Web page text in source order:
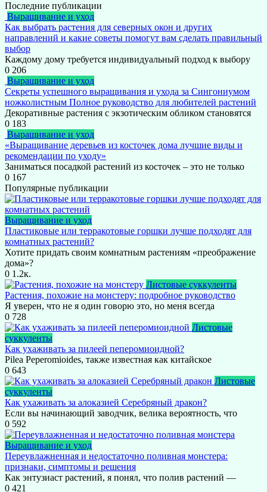
Последние публикации
Выращивание и уход
Как выбрать растения для северных окон и других
направлений и какие советы помогут вам сделать правильный
выбор
Каждому дому требуется индивидуальный подход к выбору
0 206
Выращивание и уход
Секреты успешного выращивания и ухода за Сингониумом
ножколистным Полное руководство для любителей растений
Декоративные растения с экзотическим обликом становятся
0 183
Выращивание и уход
«Выращивание деревьев из косточек дома лучшие виды и
рекомендации по уходу»
Заниматься посадкой растений из косточек – это не только
0 167
Популярные публикации
Выращивание и уход
Пластиковые или терракотовые горшки лучше подходят для
комнатных растений?
Хотите придать своим комнатным растениям «преображение
дома»?
0 1.2к.
Листовые суккуленты
Растения, похожие на монстеру: подробное руководство
Я уверен, что не я один говорю это, но меня всегда
0 728
Листовые
суккуленты
Как ухаживать за пилеей пеперомиоидной?
Pilea Peperomioides, также известная как китайское
0 643
Листовые
суккуленты
Как ухаживать за алоказией Серебряный дракон?
Если вы начинающий заводчик, велика вероятность, что
0 592
Выращивание и уход
Переувлажненная и недостаточно поливная монстера:
признаки, симптомы и решения
Как энтузиаст растений, я понял, что полив растений —
0 421